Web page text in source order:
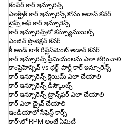
కంపేర్ కార్ ఇన్సూరెన్స్
ఎలక్ట్రిక్ కార్ ఇన్సూరెన్స్ కోసం అడాన్ కవర్
టైప్స్ ఆఫ్ కార్ ఇన్సూరెన్స్
కార్ ఇన్సూరెన్స్‌లో కన్స్యూమబుల్స్
ఎంజిన్ ప్రొటెక్షన్ కవర్
కీ అండ్ లాక్ రీప్లేస్‌మెంట్ అడాన్ కవర్
కార్ ఇన్సూరెన్స్ ప్రీమియంలను ఎలా తగ్గించాలి
కాంప్రెహెన్సివ్ vs థర్డ్-పార్టీ కార్ ఇన్సూరెన్స్
కార్ ఇన్సూరెన్స్ క్లెయిమ్ ఎలా చేయాలి
కార్ ఇన్సూరెన్స్ డిస్కౌంట్స్
కార్ ఇన్సూరెన్స్ ట్రాన్స్‌ఫర్ ఎలా చేయాలి
కార్ ఎలా డ్రైవ్ చేయాలి
ఇండియాలో సేఫెస్ట్ కార్స్
కార్స్‌లో RPM అంటే ఏమిటి